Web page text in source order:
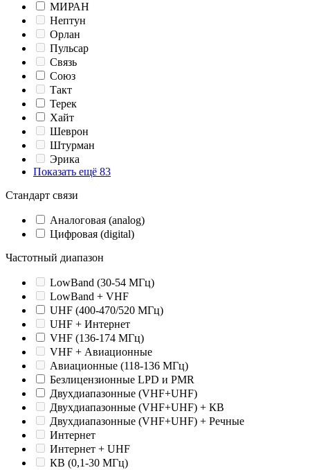
МИРАН
Нептун
Орлан
Пульсар
Связь
Союз
Такт
Терек
Хайт
Шеврон
Штурман
Эрика
Показать ещё 83
Стандарт связи
Аналоговая (analog)
Цифровая (digital)
Частотный диапазон
LowBand (30-54 МГц)
LowBand + VHF
UHF (400-470/520 МГц)
UHF + Интернет
VHF (136-174 МГц)
VHF + Авиационные
Авиационные (118-136 МГц)
Безлицензионные LPD и PMR
Двухдиапазонные (VHF+UHF)
Двухдиапазонные (VHF+UHF) + КВ
Двухдиапазонные (VHF+UHF) + Речные
Интернет
Интернет + UHF
КВ (0,1-30 МГц)